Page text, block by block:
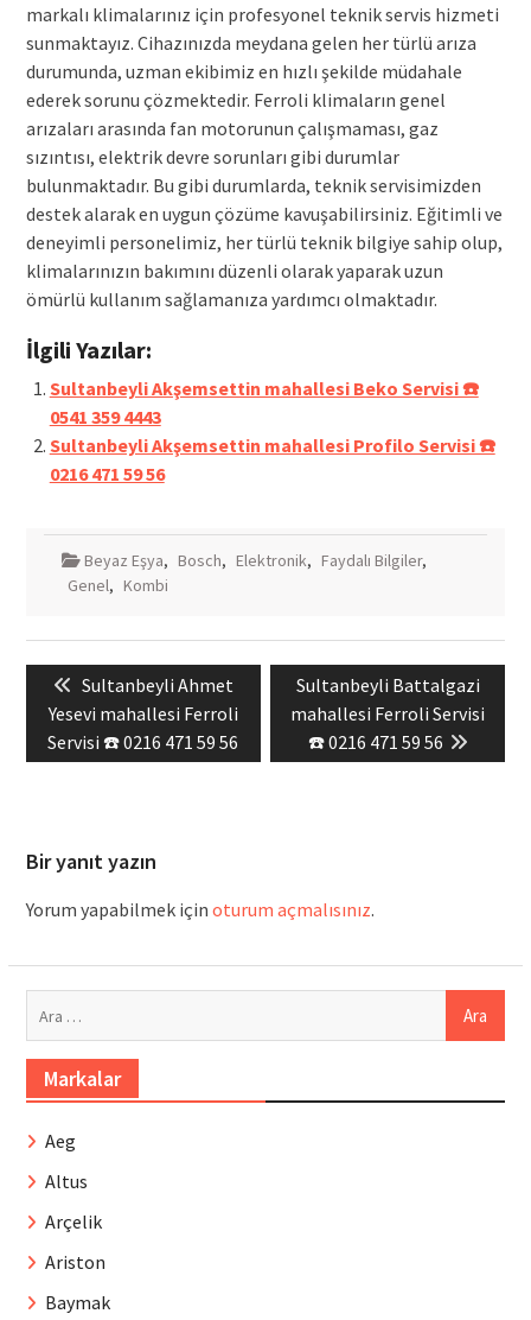
markalı klimalarınız için profesyonel teknik servis hizmeti
sunmaktayız. Cihazınızda meydana gelen her türlü arıza
durumunda, uzman ekibimiz en hızlı şekilde müdahale
ederek sorunu çözmektedir. Ferroli klimaların genel
arızaları arasında fan motorunun çalışmaması, gaz
sızıntısı, elektrik devre sorunları gibi durumlar
bulunmaktadır. Bu gibi durumlarda, teknik servisimizden
destek alarak en uygun çözüme kavuşabilirsiniz. Eğitimli ve
deneyimli personelimiz, her türlü teknik bilgiye sahip olup,
klimalarınızın bakımını düzenli olarak yaparak uzun
ömürlü kullanım sağlamanıza yardımcı olmaktadır.
İlgili Yazılar:
Sultanbeyli Akşemsettin mahallesi Beko Servisi ☎️
0541 359 4443
Sultanbeyli Akşemsettin mahallesi Profilo Servisi ☎️
0216 471 59 56
Beyaz Eşya, Bosch, Elektronik, Faydalı Bilgiler,
Genel, Kombi
Yazı
gezinmesi
Previous
post:
Sultanbeyli Ahmet
Yesevi mahallesi Ferroli
Servisi ☎️ 0216 471 59 56
Next
post:
Sultanbeyli Battalgazi
mahallesi Ferroli Servisi
☎️ 0216 471 59 56
Bir yanıt yazın
Yorum yapabilmek için oturum açmalısınız.
Markalar
Aeg
Altus
Arçelik
Ariston
Baymak